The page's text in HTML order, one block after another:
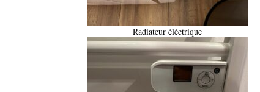
Radiateur éléctrique